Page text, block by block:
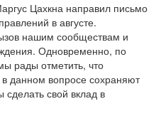
Цахкна направил письмо
в августе.
нашим сообществам и
Одновременно, по
рады отметить, что
данном вопросе сохраняют
сделать свой вклад в